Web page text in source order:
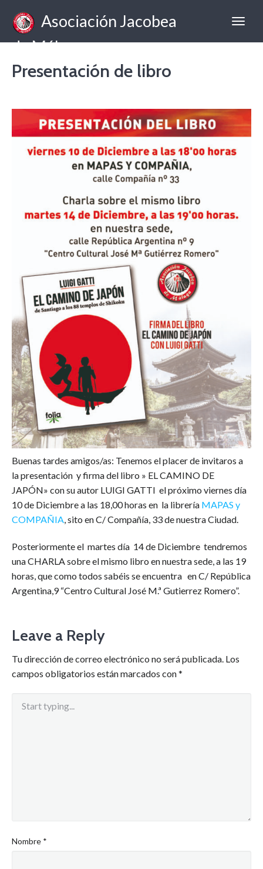
Asociación Jacobea
de Málaga
Presentación de libro
Buenas tardes amigos/as: Tenemos el placer de invitaros a
la presentación y firma del libro » EL CAMINO DE
JAPÓN» con su autor LUIGI GATTI el próximo viernes día
10 de Diciembre a las 18,00 horas en la librería MAPAS y
COMPAÑIA, sito en C/ Compañía, 33 de nuestra Ciudad.
Posteriormente el martes día 14 de Diciembre tendremos
una CHARLA sobre el mismo libro en nuestra sede, a las 19
horas, que como todos sabéis se encuentra en C/ República
Argentina,9 “Centro Cultural José M.ª Gutierrez Romero”.
Leave a Reply
Tu dirección de correo electrónico no será publicada. Los
campos obligatorios están marcados con*
Nombre *